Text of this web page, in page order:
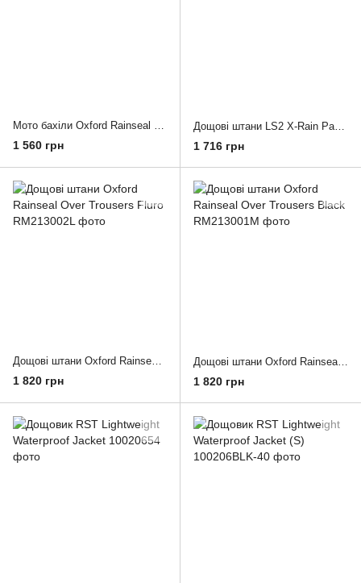
Мото бахіли Oxford Rainseal Waterproof Overboots
1 560 грн
Дощові штани LS2 X-Rain Pant Black
1 716 грн
1 820 грн 1 820 грн